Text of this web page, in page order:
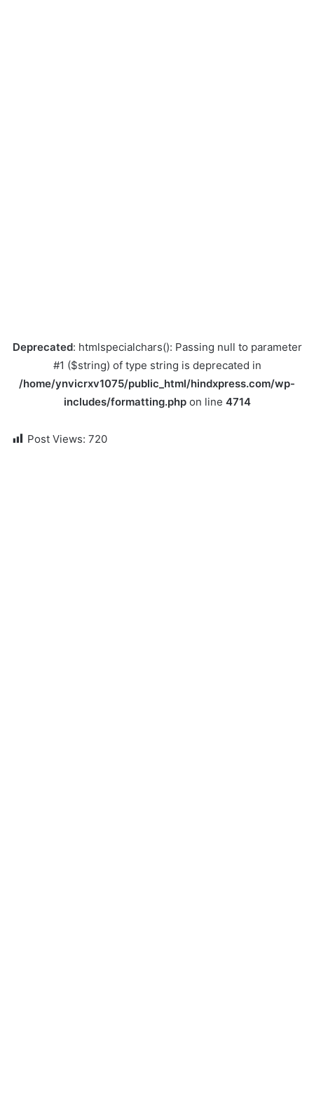
Deprecated: htmlspecialchars(): Passing null to parameter
#1 ($string) of type string is deprecated in
/home/ynvicrxv1075/public_html/hindxpress.com/wp-
includes/formatting.phpon line 4714
Post Views: 720